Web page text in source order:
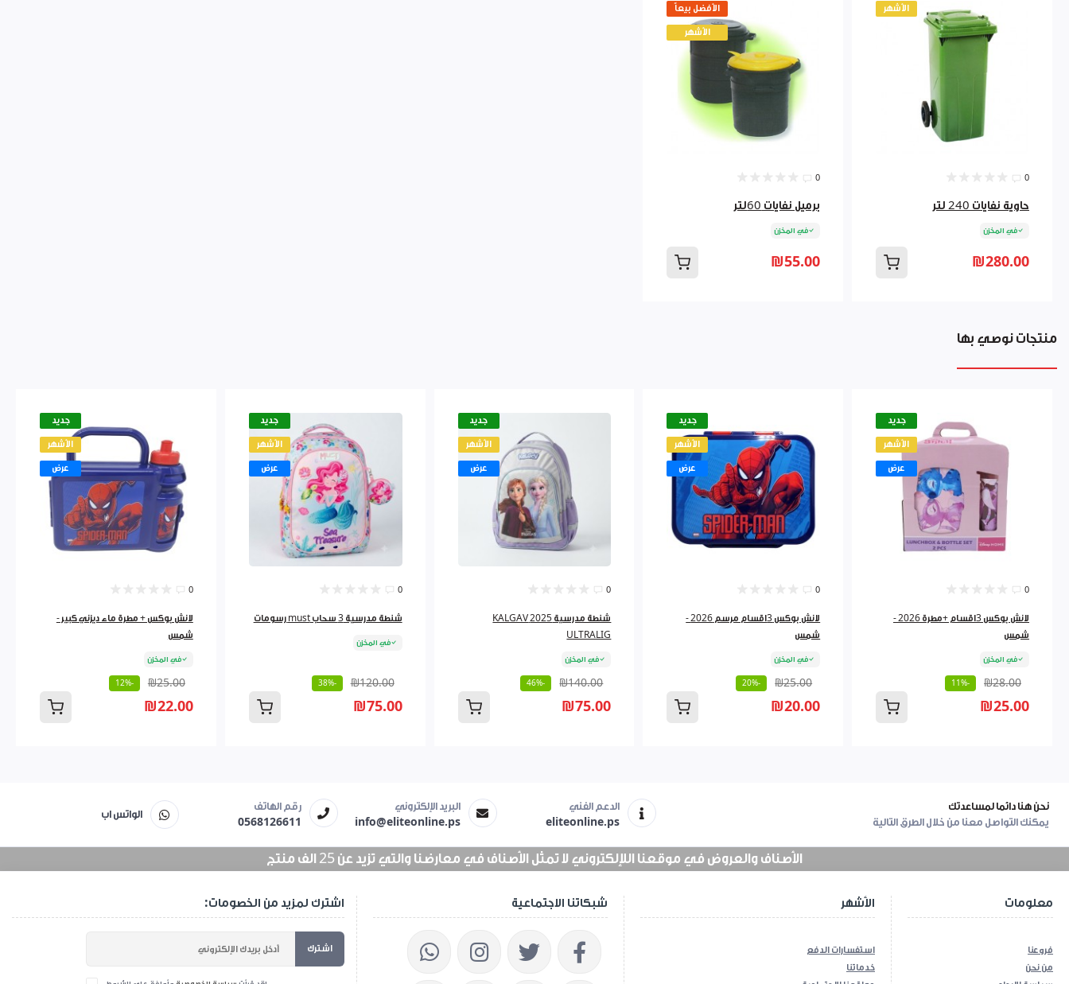
الأشهر
0
حاوية نفايات 240 لتر
في المخزن
₪280.00
الأفضل بيعاً
الأشهر
0
برميل نفايات 60لتر
في المخزن
₪55.00
منتجات نوصي بها
جديد
الأشهر
عرض
0
لانش بوكس 3اقسام +مطرة 2026 -
شمس
في المخزن
₪28.00
-11%
₪25.00
جديد
الأشهر
عرض
0
لانش بوكس 3اقسام مرسم 2026 -
شمس
في المخزن
₪25.00
-20%
₪20.00
جديد
الأشهر
عرض
0
شنطة مدرسية 2025 KALGAV
ULTRALIG
في المخزن
₪140.00
-46%
₪75.00
جديد
الأشهر
عرض
0
شنطة مدرسية 3 سحاب must رسومات
في المخزن
₪120.00
-38%
₪75.00
جديد
الأشهر
عرض
0
لانش بوكس + مطرة ماء ديزني كبير -
شمس
في المخزن
₪25.00
-12%
₪22.00
نحن هنا دائما لمساعدتك
يمكنك التواصل معنا من خلال الطرق التالية
الدعم الفني
eliteonline.ps
البريد الإلكتروني
info@eliteonline.ps
رقم الهاتف
0568126611
الواتس اب
الأصناف والعروض في موقعنا اللإلكتروني لا تمثل الأصناف في معارضنا والتي تزيد عن 25 الف منتج
اشترك لمزيد من الخصومات:
اشترك
شبكاتنا الاجتماعية الأشهر
استفسارات الدفع
خدماتنا
معلومات
فروعنا
من نحن